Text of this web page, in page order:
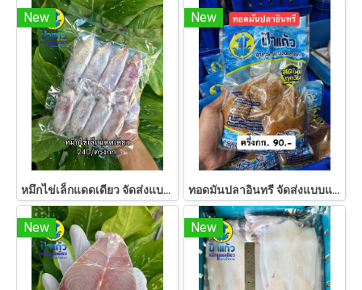
New
หมึกไข่เล็กแดดเดียว จัดส่งแบบแช่เย็นเท่านั้น ฟรีกล่องโฟม
New
ทอดมันปลาอินทรี จัดส่งแบบแช่เย็นเท่านั้น ฟรีกล่องโฟม
New New